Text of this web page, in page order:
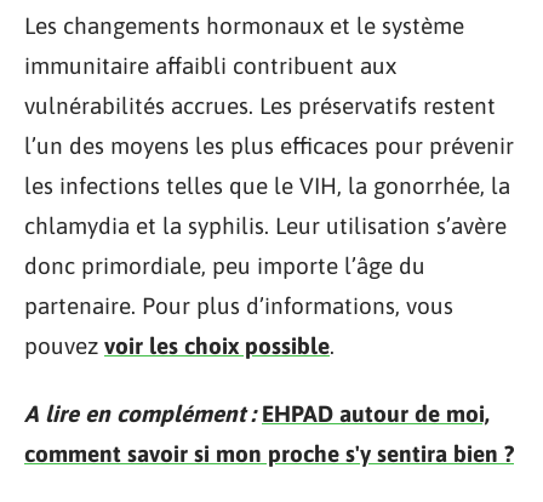
Les changements hormonaux et le système
immunitaire affaibli contribuent aux
vulnérabilités accrues. Les préservatifs restent
l’un des moyens les plus efficaces pour prévenir
les infections telles que le VIH, la gonorrhée, la
chlamydia et la syphilis. Leur utilisation s’avère
donc primordiale, peu importe l’âge du
partenaire. Pour plus d’informations, vous
pouvez voir les choix possible.
A lire en complément : EHPAD autour de moi,
comment savoir si mon proche s'y sentira bien ?